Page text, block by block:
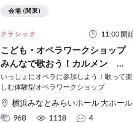
クラシック 11:00 開
こども・オペラワークショッ
みんなで歌おう！カルメン
Kids Opera Workshop Carmen
いっしょにオペラに参加しよう！歌って楽
しむ体験型オペラワークショップ
横浜みなとみらいホール 大ホール
968
1118 4
会場 (関東)